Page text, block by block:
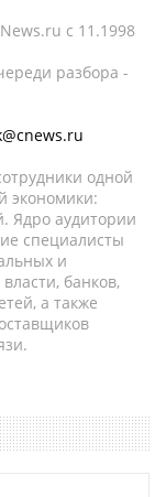
c 11.1998
разбора -
одной
экономики:
Ядро аудитории
специалисты
и
банков,
а также